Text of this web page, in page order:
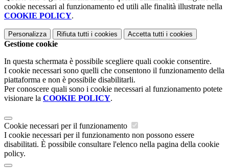
cookie necessari al funzionamento ed utili alle finalità illustrate nella
COOKIE POLICY.
Personalizza Rifiuta tutti i cookies Accetta tutti i cookies
Gestione cookie
In questa schermata è possibile scegliere quali cookie consentire.
I cookie necessari sono quelli che consentono il funzionamento della
piattaforma e non è possibile disabilitarli.
Per conoscere quali sono i cookie necessari al funzionamento potete
visionare la COOKIE POLICY.
Cookie necessari per il funzionamento
I cookie necessari per il funzionamento non possono essere
disabilitati. È possibile consultare l'elenco nella pagina della cookie
policy.